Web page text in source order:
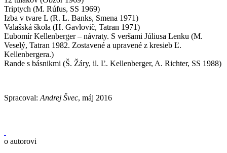
Triptych (M. Rúfus, SS 1969)
Izba v tvare L (R. L. Banks, Smena 1971)
Valašská škola (H. Gavlovič, Tatran 1971)
Ľubomír Kellenberger – návraty. S veršami Júliusa Lenku (M.
Veselý, Tatran 1982. Zostavené a upravené z kresieb Ľ.
Kellenbergera.)
Rande s básnikmi (Š. Žáry, il. Ľ. Kellenberger, A. Richter, SS 1988)
Spracoval: Andrej Švec, máj 2016
o autorovi